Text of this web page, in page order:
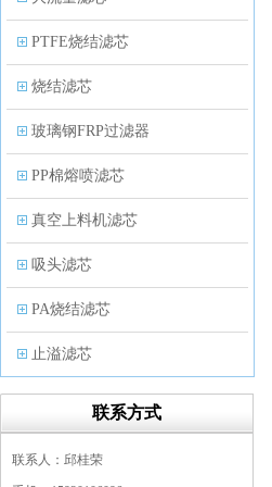
PTFE烧结滤芯
烧结滤芯
玻璃钢FRP过滤器
PP棉熔喷滤芯
真空上料机滤芯
吸头滤芯
PA烧结滤芯
止溢滤芯
PP塑料过滤器
联系方式
联系人：邱桂荣